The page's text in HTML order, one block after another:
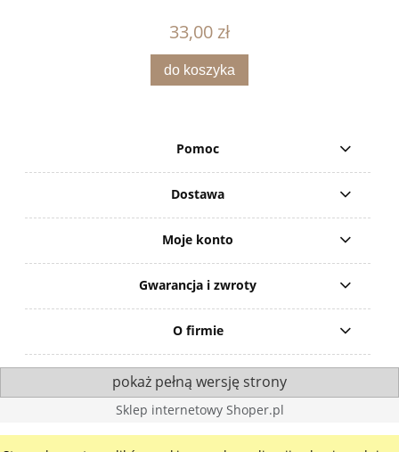
33,00 zł
do koszyka
Pomoc
Dostawa
Moje konto
Gwarancja i zwroty
O firmie
pokaż pełną wersję strony
Sklep internetowy Shoper.pl